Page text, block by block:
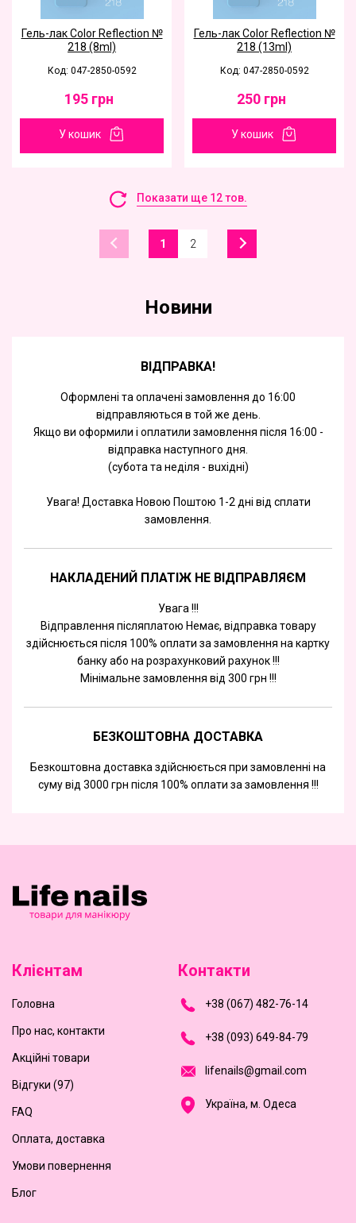
Гель-лак Color Reflection №
218 (8ml)
Код: 047-2850-0592
195 грн
У кошик
Гель-лак Color Reflection №
218 (13ml)
Код: 047-2850-0592
250 грн
У кошик
Показати ще 12 тов.
1 2
Новини
ВІДПРАВКА!
Оформлені та оплачені замовлення до 16:00
відправляються в той же день.
Якщо ви оформили і оплатили замовлення після 16:00 -
відправка наступного дня.
(субота та недiля - вuхiднi)
Увага! Доставка Новою Поштою 1-2 дні від сплати
замовлення.
НАКЛАДЕНИЙ ПЛАТІЖ НЕ ВІДПРАВЛЯЄМ
Увага !!!
Відправлення післяплатою Немає, відправка товару
здійснюється після 100% оплати за замовлення на картку
банку або на розрахунковий рахунок !!!
Мінімальне замовлення від 300 грн !!!
БЕЗКОШТОВНА ДОСТАВКА
Безкоштовна доставка здійснюється при замовленні на
суму від 3000 грн після 100% оплати за замовлення !!!
Клієнтам
Головна
Про нас, контакти
Акційні товари
Відгуки (97)
FAQ
Оплата, доставка
Умови повернення
Блог
Контакти
+38 (067) 482-76-14
+38 (093) 649-84-79
ifenai s@gmai com
Україна, м. Одеса